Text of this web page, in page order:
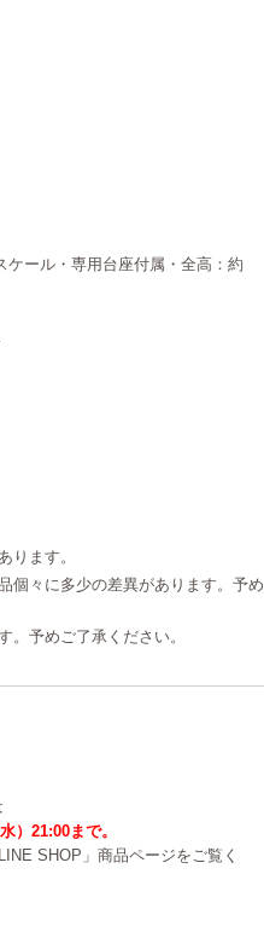
ール・専用台座付属・全高：約
ります。
個々に多少の差異があります。予め
。予めご了承ください。
）21:00まで。
SHOP」商品ページをご覧く